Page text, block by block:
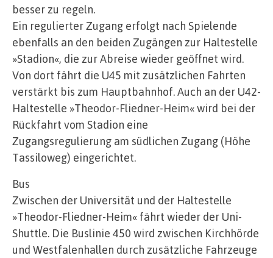
besser zu regeln.
Ein regulierter Zugang erfolgt nach Spielende
ebenfalls an den beiden Zugängen zur Haltestelle
»Stadion«, die zur Abreise wieder geöffnet wird.
Von dort fährt die U45 mit zusätzlichen Fahrten
verstärkt bis zum Hauptbahnhof. Auch an der U42-
Haltestelle »Theodor-Fliedner-Heim« wird bei der
Rückfahrt vom Stadion eine
Zugangsregulierung am südlichen Zugang (Höhe
Tassiloweg) eingerichtet.
Bus
Zwischen der Universität und der Haltestelle
»Theodor-Fliedner-Heim« fährt wieder der Uni-
Shuttle. Die Buslinie 450 wird zwischen Kirchhörde
und Westfalenhallen durch zusätzliche Fahrzeuge